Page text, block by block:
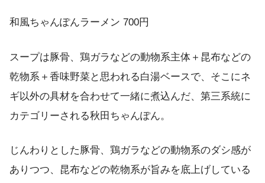
和風ちゃんぽんラーメン 700円
スープは豚骨、鶏ガラなどの動物系主体＋昆布などの
乾物系＋香味野菜と思われる白湯ベースで、そこにネ
ギ以外の具材を合わせて一緒に煮込んだ、第三系統に
カテゴリーされる秋田ちゃんぽん。
じんわりとした豚骨、鶏ガラなどの動物系のダシ感が
ありつつ、昆布などの乾物系が旨みを底上げしている